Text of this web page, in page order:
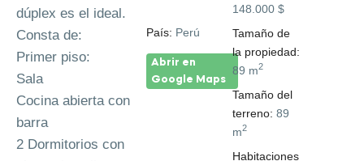
dúplex es el ideal.
Consta de:
Primer piso:
Sala
Cocina abierta con
barra
2 Dormitorios con
País: Perú
Abrir en
Google Maps
148.000 $
Tamaño de
la propiedad:
89 m2
Tamaño del
terreno: 89
m2
Habitaciones